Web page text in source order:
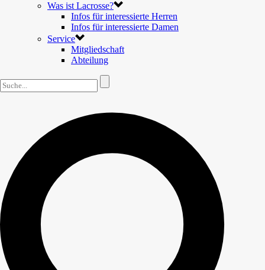
Was ist Lacrosse?
Infos für interessierte Herren
Infos für interessierte Damen
Service
Mitgliedschaft
Abteilung